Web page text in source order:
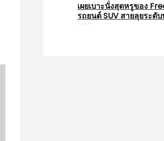
เผยเบาะนั่งสุดหรูของ
รถยนต์ SUV สายลุยระดั